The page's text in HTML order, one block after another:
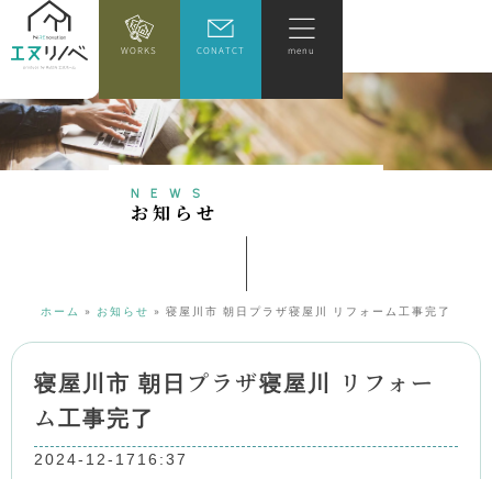
WORKS CONATCT menu
NEWS
お知 ら せ
ホーム » お知らせ » 寝屋川市 朝日プラザ寝屋川 リフォーム工事完了
寝屋川市 朝日プラザ寝屋川 リフォー
ム工事完了
2024-12-17 16:37